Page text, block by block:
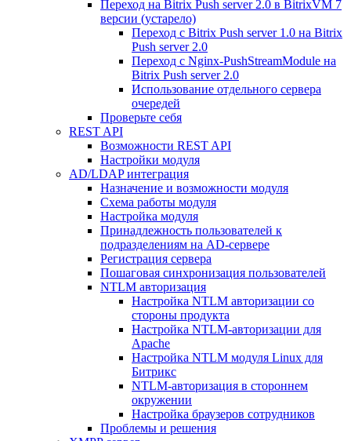
Переход на Bitrix Push server 2.0 в BitrixVM 7
версии (устарело)
Переход с Bitrix Push server 1.0 на Bitrix
Push server 2.0
Переход с Nginx-PushStreamModule на
Bitrix Push server 2.0
Использование отдельного сервера
очередей
Проверьте себя
REST API
Возможности REST API
Настройки модуля
AD/LDAP интеграция
Назначение и возможности модуля
Схема работы модуля
Настройка модуля
Принадлежность пользователей к
подразделениям на AD-сервере
Регистрация сервера
Пошаговая синхронизация пользователей
NTLM авторизация
Настройка NTLM авторизации со
стороны продукта
Настройка NTLM-авторизации для
Apache
Настройка NTLM модуля Linux для
Битрикс
NTLM-авторизация в стороннем
окружении
Настройка браузеров сотрудников
Проблемы и решения